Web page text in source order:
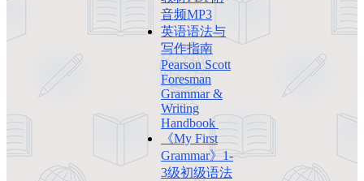
音频MP3
英语语法与
写作指南
Pearson Scott
Foresman
Grammar &
Writing
Handbook
《My First
Grammar》1-
3级初级语法